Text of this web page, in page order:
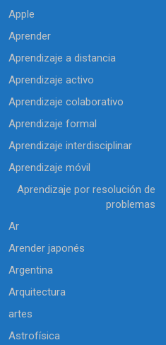
Apple
Aprender
Aprendizaje a distancia
Aprendizaje activo
Aprendizaje colaborativo
Aprendizaje formal
Aprendizaje interdisciplinar
Aprendizaje móvil
Aprendizaje por resolución de
problemas
Ar
Arender japonés
Argentina
Arquitectura
artes
Astrofísica